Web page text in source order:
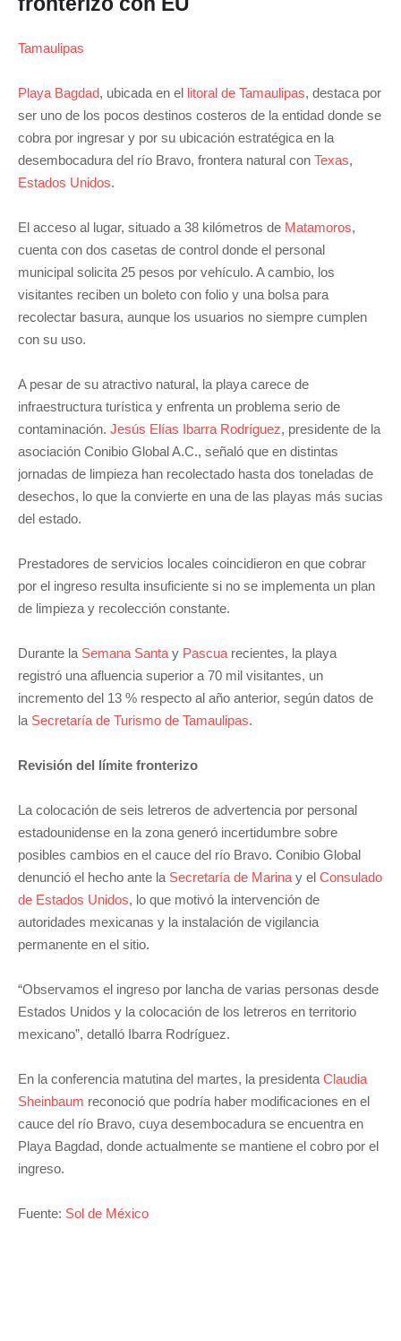
Tamaulipas
Playa Bagdad, ubicada en el litoral de Tamaulipas, destaca por
ser uno de los pocos destinos costeros de la entidad donde se
cobra por ingresar y por su ubicación estratégica en la
desembocadura del río Bravo, frontera natural con Texas,
Estados Unidos.
El acceso al lugar, situado a 38 kilómetros de Matamoros,
cuenta con dos casetas de control donde el personal
municipal solicita 25 pesos por vehículo. A cambio, los
visitantes reciben un boleto con folio y una bolsa para
recolectar basura, aunque los usuarios no siempre cumplen
con su uso.
A pesar de su atractivo natural, la playa carece de
infraestructura turística y enfrenta un problema serio de
contaminación. Jesús Elías Ibarra Rodríguez, presidente de la
asociación Conibio Global A.C., señaló que en distintas
jornadas de limpieza han recolectado hasta dos toneladas de
desechos, lo que la convierte en una de las playas más sucias
del estado.
Prestadores de servicios locales coincidieron en que cobrar
por el ingreso resulta insuficiente si no se implementa un plan
de limpieza y recolección constante.
Durante la Semana Santa y Pascua recientes, la playa
registró una afluencia superior a 70 mil visitantes, un
incremento del 13 % respecto al año anterior, según datos de
la Secretaría de Turismo de Tamaulipas.
Revisión del límite fronterizo
La colocación de seis letreros de advertencia por personal
estadounidense en la zona generó incertidumbre sobre
posibles cambios en el cauce del río Bravo. Conibio Global
denunció el hecho ante la Secretaría de Marina y el Consulado
de Estados Unidos, lo que motivó la intervención de
autoridades mexicanas y la instalación de vigilancia
permanente en el sitio.
“Observamos el ingreso por lancha de varias personas desde
Estados Unidos y la colocación de los letreros en territorio
mexicano”, detalló Ibarra Rodríguez.
En la conferencia matutina del martes, la presidenta Claudia
Sheinbaum reconoció que podría haber modificaciones en el
cauce del río Bravo, cuya desembocadura se encuentra en
Playa Bagdad, donde actualmente se mantiene el cobro por el
ingreso.
Fuente: Sol de México